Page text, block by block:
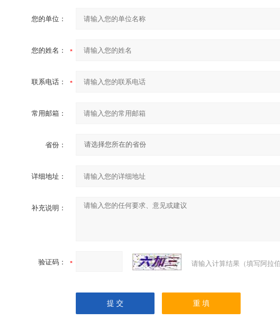
您的单位：
您的姓名：
联系电话：
常用邮箱：
省份：
详细地址：
补充说明：
验证码： 请输入计算结果（填写阿拉